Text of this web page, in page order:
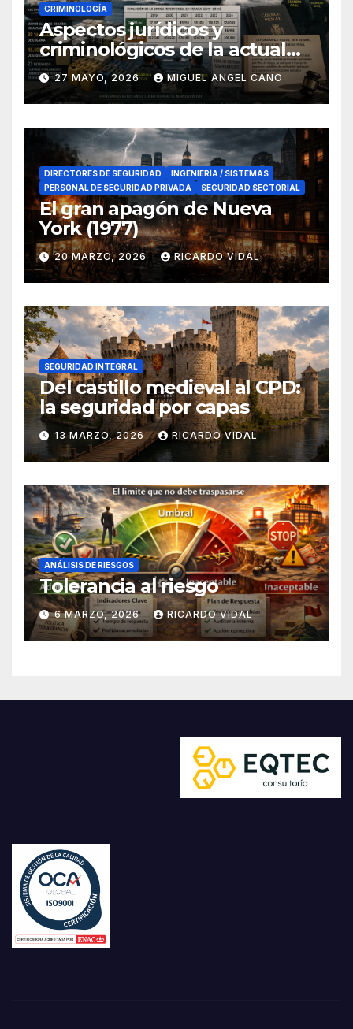
CRIMINOLOGÍA
Aspectos jurídicos y
criminológicos de la actual
lucha contra el narcotráfico
en el sur de España
27 MAYO, 2026 MIGUEL ANGEL CANO
DIRECTORES DE SEGURIDAD
INGENIERÍA / SISTEMAS
PERSONAL DE SEGURIDAD PRIVADA
SEGURIDAD SECTORIAL
El gran apagón de Nueva
York (1977)
20 MARZO, 2026 RICARDO VIDAL
SEGURIDAD INTEGRAL
Del castillo medieval al CPD:
la seguridad por capas
13 MARZO, 2026 RICARDO VIDAL
ANÁLISIS DE RIESGOS
Tolerancia al riesgo
6 MARZO, 2026 RICARDO VIDAL